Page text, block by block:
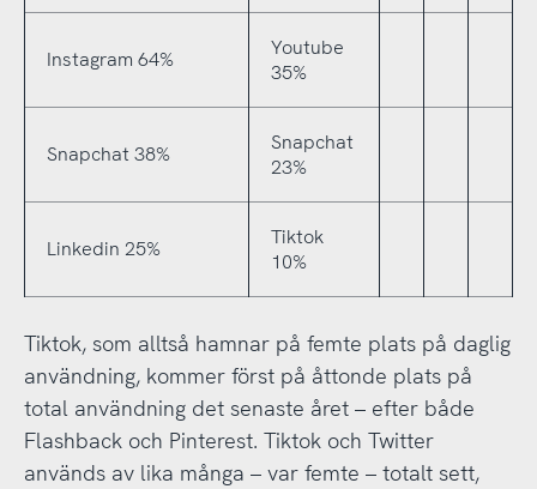
Instagram 64%
Youtube
35%
Snapchat 38%
Snapchat
23%
Linkedin 25%
Tiktok
10%
Tiktok, som alltså hamnar på femte plats på daglig
användning, kommer först på åttonde plats på
total användning det senaste året – efter både
Flashback och Pinterest. Tiktok och Twitter
används av lika många – var femte – totalt sett,